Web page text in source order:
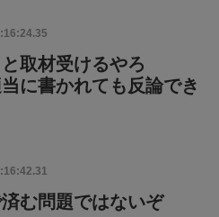
取材受けるやろ
に書かれても反論でき
む問題ではないぞ